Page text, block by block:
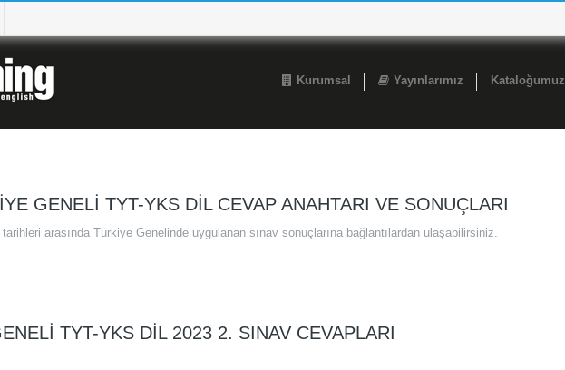
Kurumsal Yayınlarımız Kataloğumuz
GENELI TYT-YKS DİL CEVAP ANAHTARI VE SONUÇLARI
tarihleri arasında Türkiye Genelinde uygulanan sınav sonuçlarına bağlantılardan ulaşabilirsiniz.
TYT-YKS DİL 2023 2. SINAV CEVAPLARI